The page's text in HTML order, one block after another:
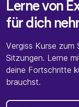
Lerne von
für dich
Vergiss Kurse zum
Sitzungen. Lerne
deine Fortschritte
brauchst.